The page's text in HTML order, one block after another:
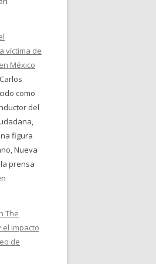
víctima de
México
como
del
figura
Nueva
prensa
The
el impacto
de